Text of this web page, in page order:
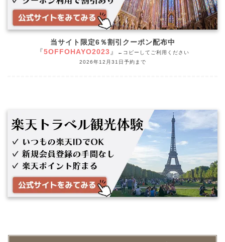
当サイト限定6％割引クーポン配布中
『5OFFOHAYO2023 』
←コピーしてご利用ください
2026年12月31日予約まで